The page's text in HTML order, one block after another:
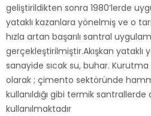
geliştirildikten sonra 1980’lerde
yataklı kazanlara yönelmiş ve o
hızla artan başarılı santral
gerçekleştirilmiştir.Akışkan yataklı
sanayide sıcak su, buhar.
olarak ; çimento sektöründe
kullanıldığı gibi termik
kullanılmaktadır